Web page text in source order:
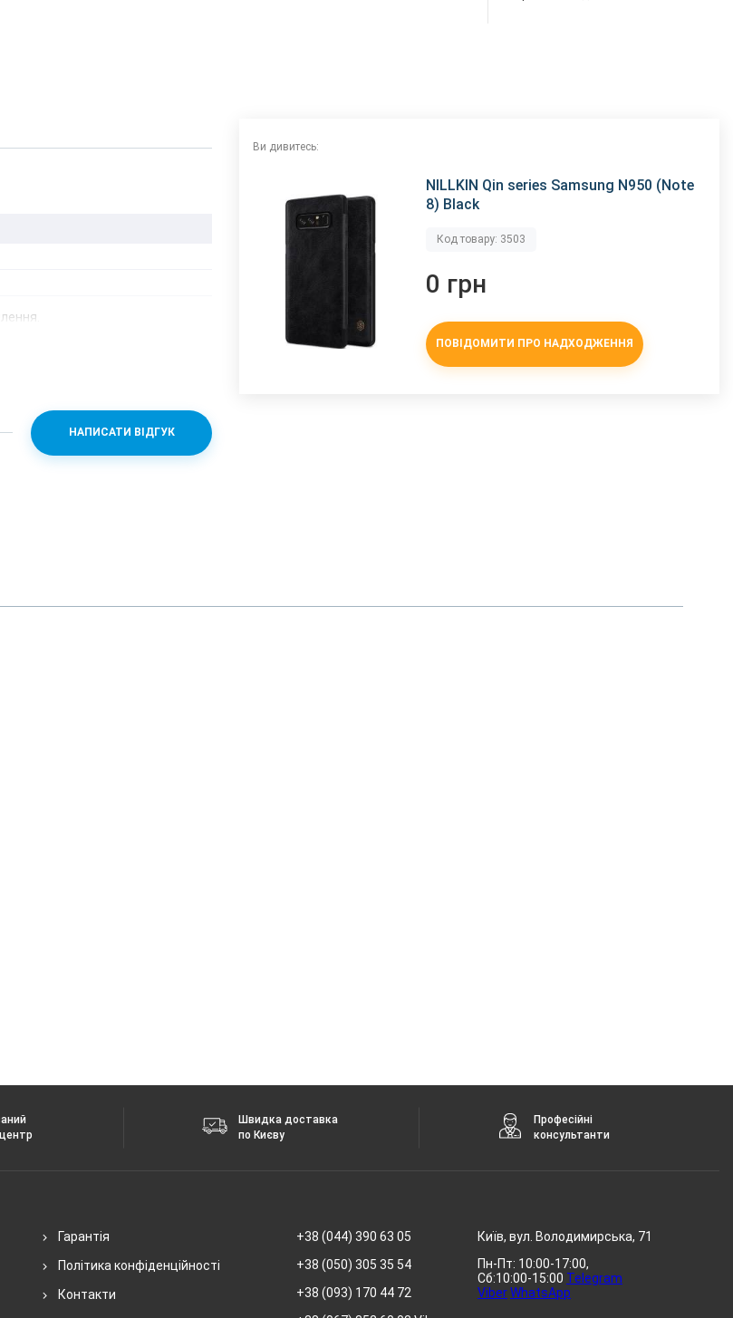
НАПИСАТИ ВІДГУК
Ви дивитесь:
NILLKIN Qin series Samsung N950 (Note
8) Black
Код товару: 3503
0 грн
ПОВІДОМИТИ ПРО НАДХОДЖЕННЯ
Швидка доставка
по Києву
Професійні
консультанти
Гарантія
Політика конфіденційності
Контакти
+38 (044) 390 63 05
+38 (050) 305 35 54
+38 (093) 170 44 72
Київ, вул. Володимирська, 71
Пн-Пт: 10:00-17:00,
Сб:10:00-15:00 Telegram
ViberWhatsApp